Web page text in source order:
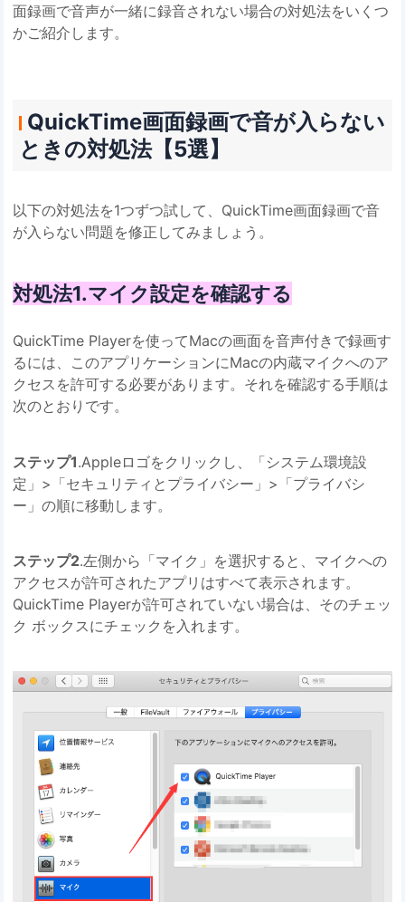
面録画で音声が一緒に録音されない場合の対処法をいくつ
かご紹介します。
QuickTime画面録画で音が入らない
ときの対処法【5選】
以下の対処法を1つずつ試して、QuickTime画面録画で音
が入らない問題を修正してみましょう。
対処法1.マイク設定を確認する
QuickTime Playerを使ってMacの画面を音声付きで録画す
るには、このアプリケーションにMacの内蔵マイクへのア
クセスを許可する必要があります。それを確認する手順は
次のとおりです。
ステップ1.Appleロゴをクリックし、「システム環境設
定」>「セキュリティとプライバシー」>「プライバシ
ー」の順に移動します。
ステップ2.左側から「マイク」を選択すると、マイクへの
アクセスが許可されたアプリはすべて表示されます。
QuickTime Playerが許可されていない場合は、そのチェッ
ク ボックスにチェックを入れます。